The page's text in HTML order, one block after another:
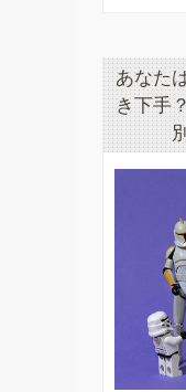
あなた
き下手